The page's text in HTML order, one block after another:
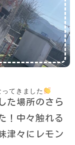
てきました
た場所のさら
！中々触れる
津々にレモン